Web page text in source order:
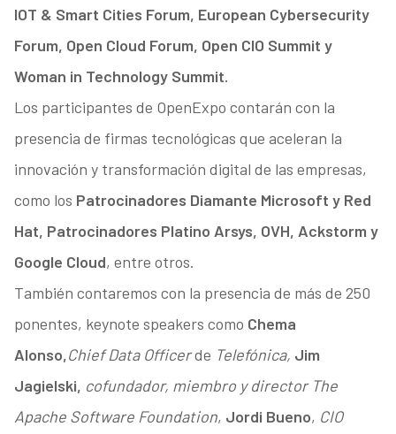
IOT & Smart Cities Forum, European Cybersecurity
Forum, Open Cloud Forum, Open CIO Summit y
Woman in Technology Summit.
Los participantes de OpenExpo contarán con la
presencia de firmas tecnológicas que aceleran la
innovación y transformación digital de las empresas,
como los Patrocinadores Diamante Microsoft y Red
Hat, Patrocinadores Platino Arsys, OVH, Ackstorm y
Google Cloud, entre otros.
También contaremos con la presencia de más de 250
ponentes, keynote speakers como Chema
Alonso,Chief Data Officerde Telefónica, Jim
Jagielski, cofundador, miembro y director The
Apache Software Foundation, Jordi Bueno, CIO